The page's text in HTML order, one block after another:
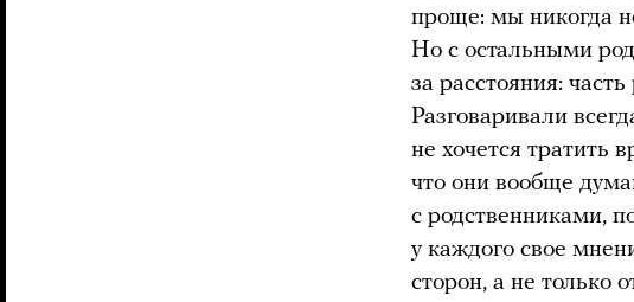
проще: мы никогда
Но с остальными
за расстояния:
Разговаривали
не хочется тратить
что они вообще
с родственниками,
у каждого свое
сторон, а не только